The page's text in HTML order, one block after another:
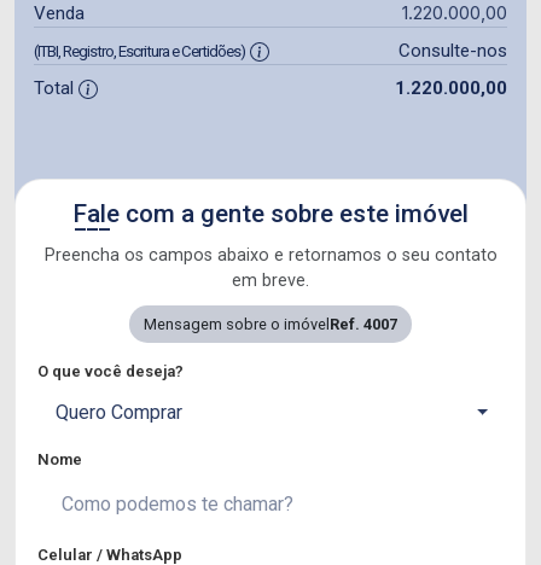
Venda 1.220.000,00
(ITBI, Registro, Escritura e Certidões)
Consulte-nos
Total
1.220.000,00
Fale com a gente sobre este imóvel
Preencha os campos abaixo e retornamos o seu contato
em breve.
Mensagem sobre o imóvel Ref. 4007
O que você deseja?
Quero Comprar
Nome
Celular / WhatsApp